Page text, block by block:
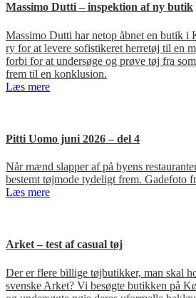
Massimo Dutti – inspektion af ny butik
Massimo Dutti har netop åbnet en butik i
ry for at levere sofistikeret herretøj til en
forbi for at undersøge og prøve tøj fra
frem til en konklusion.
Læs mere
Pitti Uomo juni 2026 – del 4
Når mænd slapper af på byens
bestemt tøjmode tydeligt frem. Gadefoto
Læs mere
Arket – test af casual tøj
Der er flere billige tøjbutikker, man skal
svenske Arket? Vi besøgte butikken på